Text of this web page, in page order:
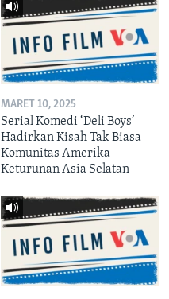
MARET 10, 2025
Serial Komedi ‘Deli Boys’
Hadirkan Kisah Tak Biasa
Komunitas Amerika
Keturunan Asia Selatan